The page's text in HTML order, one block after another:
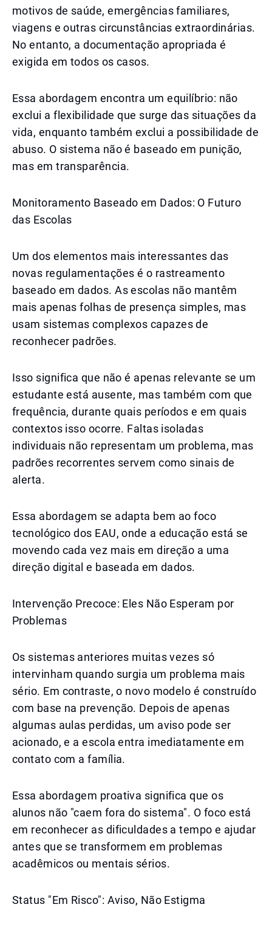
motivos de saúde, emergências familiares,
viagens e outras circunstâncias extraordinárias.
No entanto, a documentação apropriada é
exigida em todos os casos.
Essa abordagem encontra um equilíbrio: não
exclui a flexibilidade que surge das situações da
vida, enquanto também exclui a possibilidade de
abuso. O sistema não é baseado em punição,
mas em transparência.
Monitoramento Baseado em Dados: O Futuro
das Escolas
Um dos elementos mais interessantes das
novas regulamentações é o rastreamento
baseado em dados. As escolas não mantêm
mais apenas folhas de presença simples, mas
usam sistemas complexos capazes de
reconhecer padrões.
Isso significa que não é apenas relevante se um
estudante está ausente, mas também com que
frequência, durante quais períodos e em quais
contextos isso ocorre. Faltas isoladas
individuais não representam um problema, mas
padrões recorrentes servem como sinais de
alerta.
Essa abordagem se adapta bem ao foco
tecnológico dos EAU, onde a educação está se
movendo cada vez mais em direção a uma
direção digital e baseada em dados.
Intervenção Precoce: Eles Não Esperam por
Problemas
Os sistemas anteriores muitas vezes só
intervinham quando surgia um problema mais
sério. Em contraste, o novo modelo é construído
com base na prevenção. Depois de apenas
algumas aulas perdidas, um aviso pode ser
acionado, e a escola entra imediatamente em
contato com a família.
Essa abordagem proativa significa que os
alunos não "caem fora do sistema". O foco está
em reconhecer as dificuldades a tempo e ajudar
antes que se transformem em problemas
acadêmicos ou mentais sérios.
Status "Em Risco": Aviso, Não Estigma